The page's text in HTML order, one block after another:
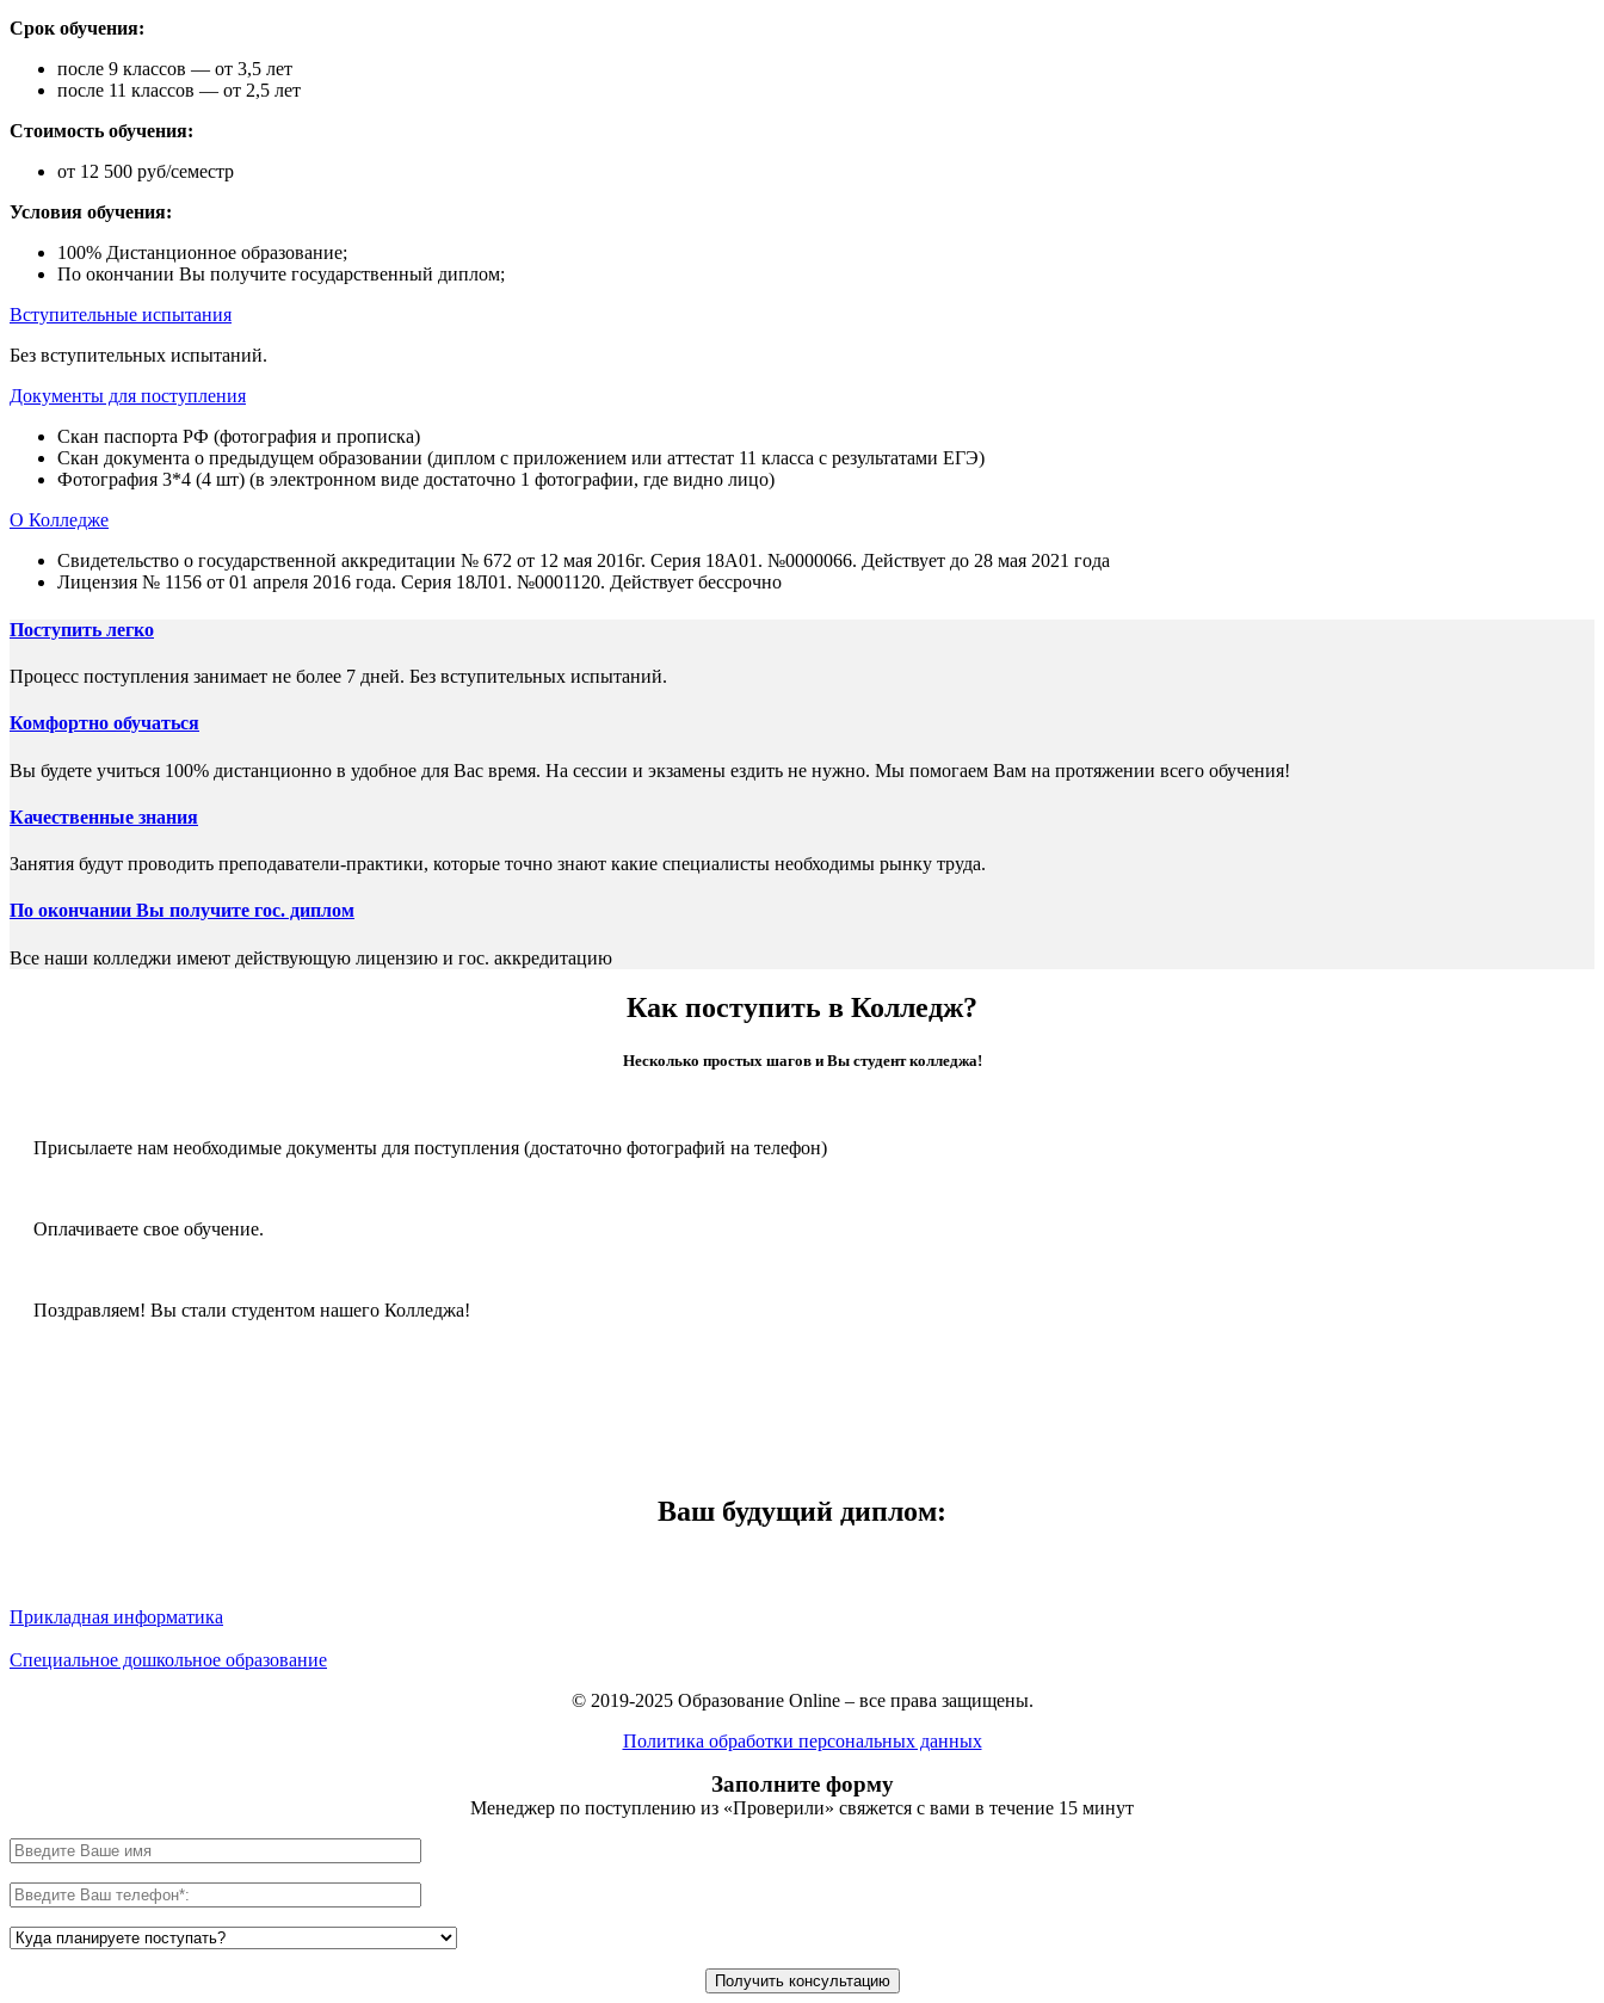
Срок обучения:
после 9 классов — от 3,5 лет
после 11 классов — от 2,5 лет
Стоимость обучения:
от 12 500 руб/семестр
Условия обучения:
100% Дистанционное образование;
По окончании Вы получите государственный диплом;
Вступительные испытания
Без вступительных испытаний.
Документы для поступления
Скан паспорта РФ (фотография и прописка)
Скан документа о предыдущем образовании (диплом с приложением или аттестат 11 класса с результатами ЕГЭ)
Фотография 3*4 (4 шт) (в электронном виде достаточно 1 фотографии, где видно лицо)
О Колледже
Свидетельство о государственной аккредитации № 672 от 12 мая 2016г. Серия 18А01. №0000066. Действует до 28 мая 2021 года
Лицензия № 1156 от 01 апреля 2016 года. Серия 18Л01. №0001120. Действует бессрочно
Поступить легко
Процесс поступления занимает не более 7 дней. Без вступительных испытаний.
Комфортно обучаться
Вы будете учиться 100% дистанционно в удобное для Вас время. На сессии и экзамены ездить не нужно. Мы помогаем Вам на протяжении всего обучения!
Качественные знания
Занятия будут проводить преподаватели-практики, которые точно знают какие специалисты необходимы рынку труда.
По окончании Вы получите гос. диплом
Все наши колледжи имеют действующую лицензию и гос. аккредитацию
Как поступить в Колледж?
Несколько простых шагов и Вы студент колледжа!
Присылаете нам необходимые документы для поступления (достаточно фотографий на телефон)
Оплачиваете свое обучение.
Поздравляем! Вы стали студентом нашего Колледжа!
Ваш будущий диплом:
Прикладная информатика
Специальное дошкольное образование
© 2019-2025 Образование Online – все права защищены.
Политика обработки персональных данных
Заполните форму
Менеджер по поступлению из «Проверили» свяжется с вами в течение 15 минут